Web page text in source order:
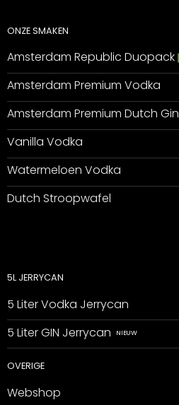
ONZE SMAKEN
Amsterdam Republic Duopack
Amsterdam Premium Vodka
Amsterdam Premium Dutch Gin
Vanilla Vodka
Watermeloen Vodka
Dutch Stroopwafel
5L JERRYCAN
5 Liter Vodka Jerrycan
5 Liter GIN Jerrycan
OVERIGE
Webshop